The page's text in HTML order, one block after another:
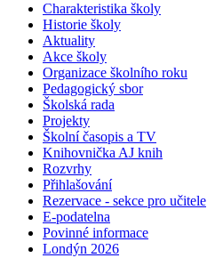
Charakteristika školy
Historie školy
Aktuality
Akce školy
Organizace školního roku
Pedagogický sbor
Školská rada
Projekty
Školní časopis a TV
Knihovnička AJ knih
Rozvrhy
Přihlašování
Rezervace - sekce pro učitele
E-podatelna
Povinné informace
Londýn 2026